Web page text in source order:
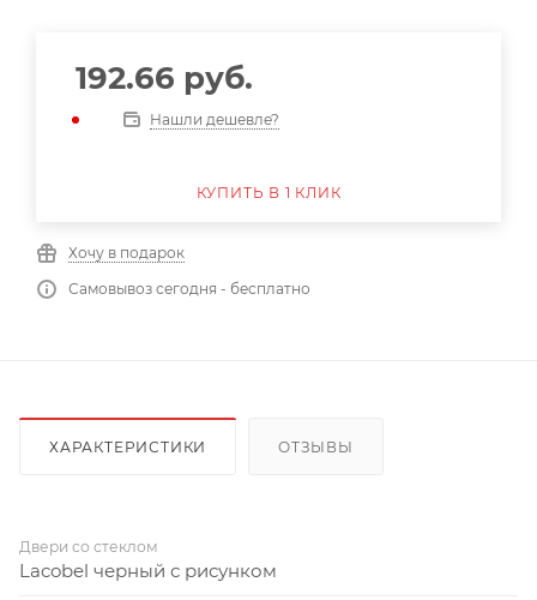
192.66 руб.
Нашли дешевле?
КУПИТЬ В 1 КЛИК
Хочу в подарок
Самовывоз сегодня - бесплатно
ХАРАКТЕРИСТИКИ ОТЗЫВЫ
Двери со стеклом
Lacobel черный с рисунком